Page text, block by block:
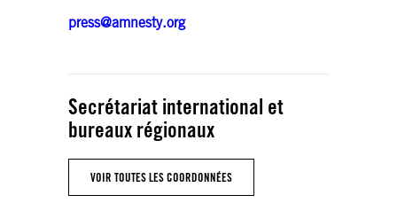
press@amnesty.org
Secrétariat international et
bureaux régionaux
VOIR TOUTES LES COORDONNÉES